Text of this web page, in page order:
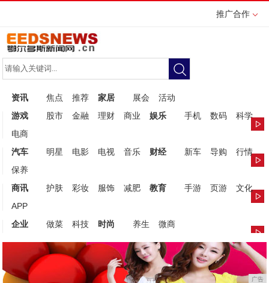
推广合作
资讯 焦点 推荐 家居 展会
活动
游戏
股市 金融 理财 商业 娱乐 手机 数码
科学
电商
汽车
明星 电影 电视 音乐 财经 新车 导购
行情
保养
商讯
护肤 彩妆 服饰 减肥 教育 手游 页游
文化
APP
企业
做菜 科技 时尚 养生 微商
广告